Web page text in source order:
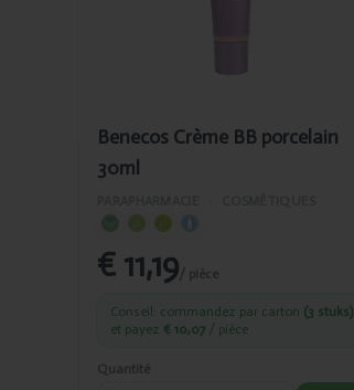
Benecos Crème BB porcelain
30ml
€ 11,19/ pièce
Conseil: commandez par carton (3 stuks)
et payez € 10,07 / pièce
Quantité